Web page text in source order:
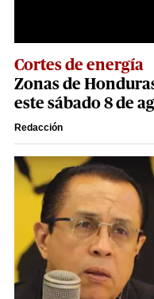
Cortes de energía
Zonas de
este sábado 8 de
Redacción